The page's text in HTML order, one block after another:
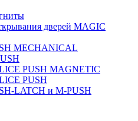
дверей MAGIC
MECHANICAL
PUSH MAGNETIC
PUSH
LATCH и M-PUSH